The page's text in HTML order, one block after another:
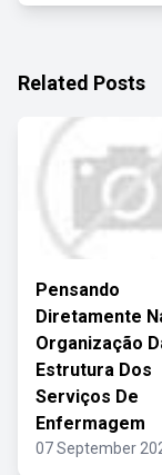
Related Posts
Pensando
Diretamente
Organização
Estrutura Dos
Serviços De
Enfermagem
07 September